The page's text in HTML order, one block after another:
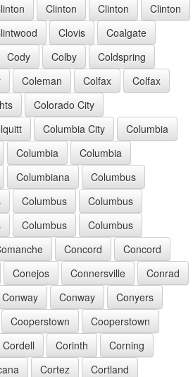
Clinton Clinton
Clinton
Clovis
Coalgate
Cody Colby
Coldspring
Coleman Colfax
Colfax
Colorado City
Columbia City
Columbia
Columbia
Columbia
Columbiana
Columbus
Columbus
Columbus
Columbus
Columbus
Concord
Concord
Conejos Connersville
Conrad
Conway Conway
Conyers
Cooperstown
Cooperstown
Cordell Corinth
Corning
Cortez
Cortland